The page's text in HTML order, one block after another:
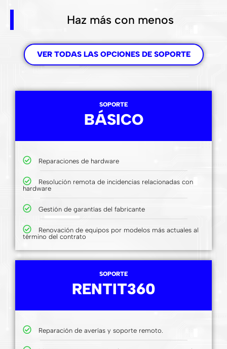
SOPORTE
BÁSICO
Reparaciones de hardware
Resolución remota de incidencias relacionadas con
hardware
Gestión de garantías del fabricante
Renovación de equipos por modelos más actuales al
término del contrato
SOPORTE
RENTIT360
Reparación de averías y soporte remoto.
Haz más con menos
VER TODAS LAS OPCIONES DE SOPORTE